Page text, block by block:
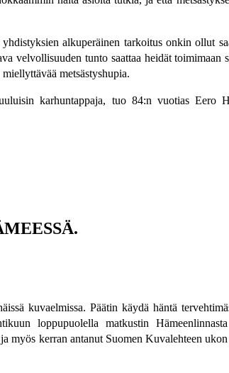
alkuperäinen tarkoitus onkin ollut
velvollisuuden tunto saattaa heidät toimimaan
metsästyshupia.
karhuntappaja, tuo 84:n vuotias Eero
kuvaelmissa. Päätin käydä häntä
loppupuolella matkustin Hämeenlinnasta
myös kerran antanut Suomen Kuvalehteen